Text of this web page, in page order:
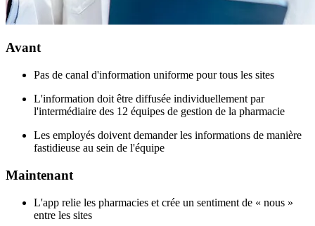
Avant
Pas de canal d'information uniforme pour tous les sites
L'information doit être diffusée individuellement par
l'intermédiaire des 12 équipes de gestion de la pharmacie
Les employés doivent demander les informations de manière
fastidieuse au sein de l'équipe
Maintenant
L'app relie les pharmacies et crée un sentiment de « nous »
entre les sites